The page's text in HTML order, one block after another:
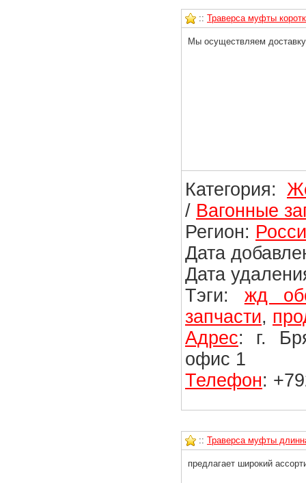
:: Траверса муфты
Мы осуществляем
Категория:
/ Вагонные
Регион:
Дата
Дата
Тэги: жд
запчасти,
Адрес: г.
офис 1
Телефон:
:: Траверса муфты
предлагает широкий